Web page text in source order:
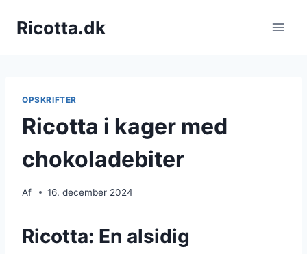
Ricotta.dk
OPSKRIFTER
Ricotta i kager med
chokoladebiter
Af 16. december 2024
Ricotta: En alsidig